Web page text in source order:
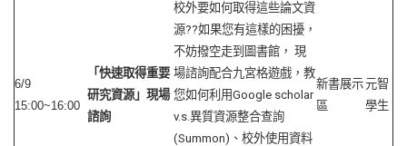
6/9
15:00~16:00
「快速取得重要
研究資源」現場
諮詢
校外要如何取得這些論文資
源??如果您有這樣的困擾，
不妨撥空走到圖書館， 現
場諮詢配合九宮格遊戲，教
您如何利用Google scholar
v.s.異質資源整合查詢
(Summon)、校外使用資料
新書展示
區
元智
學生